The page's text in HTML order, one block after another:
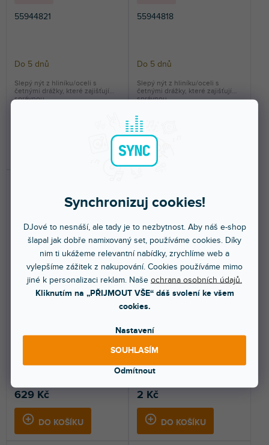
Synchronizuj cookies!
DJové to nesnáší, ale tady je to nezbytnost. Aby náš e-shop
šlapal jak dobře namixovaný set, používáme cookies. Díky
nim ti ukážeme relevantní nabídky, zrychlíme web a
vylepšíme zážitek z nakupování. Cookies používáme mimo
jiné k personalizaci reklam. Naše ochrana osobních údajů.
Kliknutím na „PŘIJMOUT VŠE“ dáš svolení ke všem
cookies.
Nastavení
Odmítnout
SOUHLASÍM
55944821
Do 5 dnů
Slepý nýt z hliníku/oceli s
četnými drážky, které zajišťují
správnou...
55944818
Do 5 dnů
2 Kč
Slepý nýt z hliníku/oceli s
četnými drážky, které zajišťují
správnou...
19" Parts 5420 BLK M100
Do 5 dnů
629 Kč
DO KOŠÍKU
VÍCE ZA MÉNĚ
55944816
Do 5 dnů
2 Kč
DO KOŠÍKU
Slepý nýt z hliníku/oceli s
správnou...